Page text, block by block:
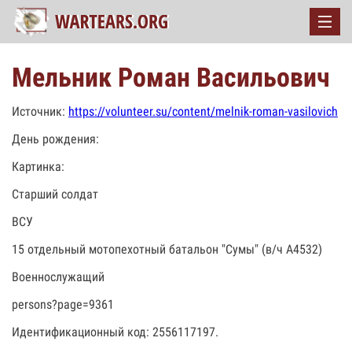
Мельник Роман Васильович
Источник: https://volunteer.su/content/melnik-roman-vasilovich
День рождения:
Картинка:
Старший солдат
ВСУ
15 отдельный мотопехотный батальон "Сумы" (в/ч А4532)
Военнослужащий
persons?page=9361
Идентификационный код: 2556117197.